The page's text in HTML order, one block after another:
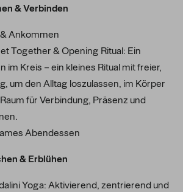
& Verbinden
Ankommen
Together & Opening Ritual: Ein
im Kreis – ein kleines Ritual mit freier,
um den Alltag loszulassen, im Körper
für Verbindung, Präsenz und
Abendessen
& Erblühen
Yoga: Aktivierend, zentrierend und